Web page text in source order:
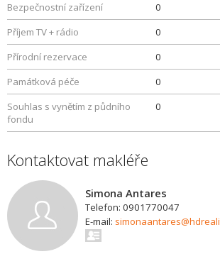
Bezpečnostní zařízení
0
Příjem TV + rádio
0
Přírodní rezervace
0
Památková péče
0
Souhlas s vynětím z půdního
fondu
0
Kontaktovat makléře
Simona Antares
Telefon: 0901770047
E-mail: